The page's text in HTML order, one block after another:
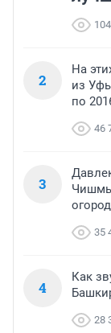
2
На
из
по
46
3
35
4
Как
28